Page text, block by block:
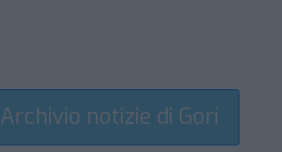
Archivio notizie di Gori